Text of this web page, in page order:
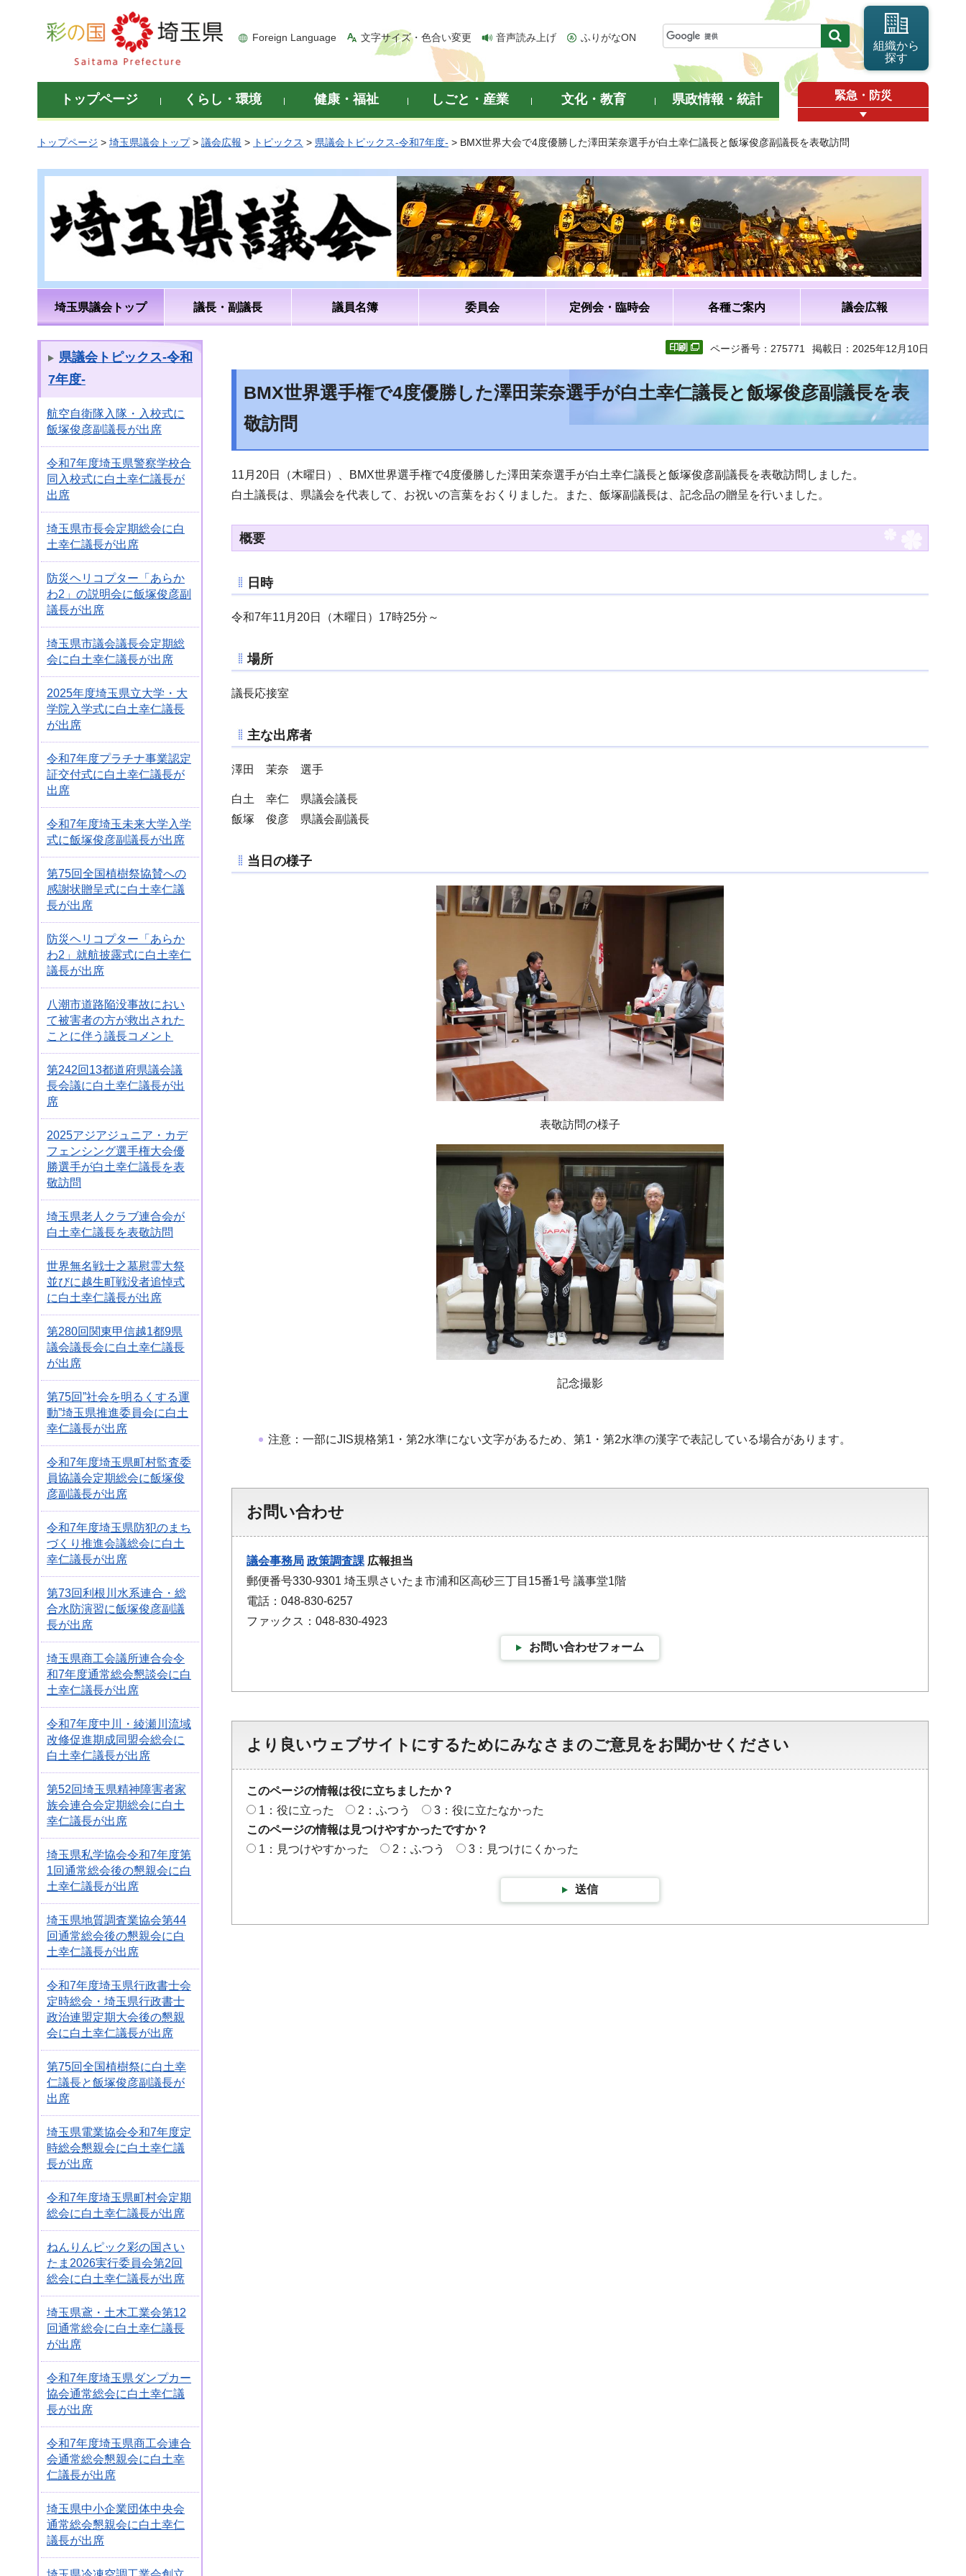
彩の国 埼玉県
Foreign Language 文字サイズ・色合い変更 音声読み上げ ふりがなON
組織から
探す
トップページ くらし・環境 健康・福祉 しごと・産業 文化・教育 県政情報・統計 緊急・防災
トップページ > 埼玉県議会トップ> 議会広報 > トピックス > 県議会トピックス-令和7年度- > BMX世界大会で4度優勝した澤田茉奈選手が白土幸仁議長と飯塚俊彦副議長を表敬訪問
埼玉県議会トップ 議長・副議長 議員名簿 委員会 定例会・臨時会 各種ご案内 議会広報
県議会トピックス-令和
7年度-
航空自衛隊入隊・入校式に
飯塚俊彦副議長が出席
令和7年度埼玉県警察学校合
同入校式に白土幸仁議長が
出席
埼玉県市長会定期総会に白
土幸仁議長が出席
防災ヘリコプター「あらか
わ2」の説明会に飯塚俊彦副
議長が出席
埼玉県市議会議長会定期総
会に白土幸仁議長が出席
2025年度埼玉県立大学・大
学院入学式に白土幸仁議長
が出席
令和7年度プラチナ事業認定
証交付式に白土幸仁議長が
出席
令和7年度埼玉未来大学入学
式に飯塚俊彦副議長が出席
第75回全国植樹祭協賛への
感謝状贈呈式に白土幸仁議
長が出席
防災ヘリコプター「あらか
わ2」就航披露式に白土幸仁
議長が出席
八潮市道路陥没事故におい
て被害者の方が救出された
ことに伴う議長コメント
第242回13都道府県議会議
長会議に白土幸仁議長が出
席
2025アジアジュニア・カデ
フェンシング選手権大会優
勝選手が白土幸仁議長を表
敬訪問
埼玉県老人クラブ連合会が
白土幸仁議長を表敬訪問
世界無名戦士之墓慰霊大祭
並びに越生町戦没者追悼式
に白土幸仁議長が出席
第280回関東甲信越1都9県
議会議長会に白土幸仁議長
が出席
第75回”社会を明るくする運
動”埼玉県推進委員会に白土
幸仁議長が出席
令和7年度埼玉県町村監査委
員協議会定期総会に飯塚俊
彦副議長が出席
令和7年度埼玉県防犯のまち
づくり推進会議総会に白土
幸仁議長が出席
第73回利根川水系連合・総
合水防演習に飯塚俊彦副議
長が出席
埼玉県商工会議所連合会令
和7年度通常総会懇談会に白
土幸仁議長が出席
令和7年度中川・綾瀬川流域
改修促進期成同盟会総会に
白土幸仁議長が出席
第52回埼玉県精神障害者家
族会連合会定期総会に白土
幸仁議長が出席
埼玉県私学協会令和7年度第
1回通常総会後の懇親会に白
土幸仁議長が出席
埼玉県地質調査業協会第44
回通常総会後の懇親会に白
土幸仁議長が出席
令和7年度埼玉県行政書士会
定時総会・埼玉県行政書士
政治連盟定期大会後の懇親
会に白土幸仁議長が出席
第75回全国植樹祭に白土幸
仁議長と飯塚俊彦副議長が
出席
埼玉県電業協会令和7年度定
時総会懇親会に白土幸仁議
長が出席
令和7年度埼玉県町村会定期
総会に白土幸仁議長が出席
ねんりんピック彩の国さい
たま2026実行委員会第2回
総会に白土幸仁議長が出席
埼玉県鳶・土木工業会第12
回通常総会に白土幸仁議長
が出席
令和7年度埼玉県ダンプカー
協会通常総会に白土幸仁議
長が出席
令和7年度埼玉県商工会連合
会通常総会懇親会に白土幸
仁議長が出席
埼玉県中小企業団体中央会
通常総会懇親会に白土幸仁
議長が出席
ページ番号：275771 掲載日：2025年12月10日
BMX世界選手権で4度優勝した澤田茉奈選手が白土幸仁議長と飯塚俊彦副議長を表
敬訪問
11月20日（木曜日）、BMX世界選手権で4度優勝した澤田茉奈選手が白土幸仁議長と飯塚俊彦副議長を表敬訪問しました。
白土議長は、県議会を代表して、お祝いの言葉をおくりました。また、飯塚副議長は、記念品の贈呈を行いました。
概要
日時
令和7年11月20日（木曜日）17時25分～
場所
議長応接室
主な出席者
澤田 茉奈 選手
白土 幸仁 県議会議長
飯塚 俊彦 県議会副議長
当日の様子
表敬訪問の様子
記念撮影
注意：一部にJIS規格第1・第2水準にない文字があるため、第1・第2水準の漢字で表記している場合があります。
お問い合わせ
議会事務局 政策調査課 広報担当
郵便番号330-9301 埼玉県さいたま市浦和区高砂三丁目15番1号 議事堂1階
電話：048-830-6257
ファックス：048-830-4923
お問い合わせフォーム
より良いウェブサイトにするためにみなさまのご意見をお聞かせください
このページの情報は役に立ちましたか？
1：役に立った
2：ふつう
3：役に立たなかった
このページの情報は見つけやすかったですか？
1：見つけやすかった
2：ふつう 3：見つけにくかった
送信